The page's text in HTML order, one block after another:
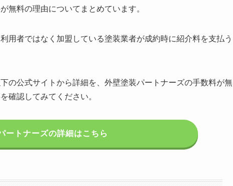
無料の理由についてまとめています。
用者ではなく加盟している塗装業者が成約時に紹介料を支払う
の公式サイトから詳細を、外壁塗装パートナーズの手数料が無
確認してみてください。
ートナーズの詳細はこちら